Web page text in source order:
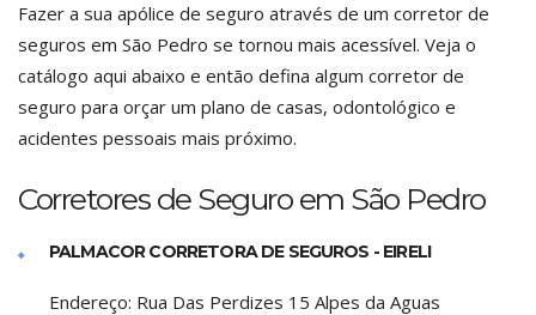
Fazer a sua apólice de seguro através de um corretor de
seguros em São Pedro se tornou mais acessível. Veja o
catálogo aqui abaixo e então defina algum corretor de
seguro para orçar um plano de casas, odontológico e
acidentes pessoais mais próximo.
Corretores de Seguro em São Pedro
PALMACOR CORRETORA DE SEGUROS - EIRELI
Endereço: Rua Das Perdizes 15 Alpes da Aguas